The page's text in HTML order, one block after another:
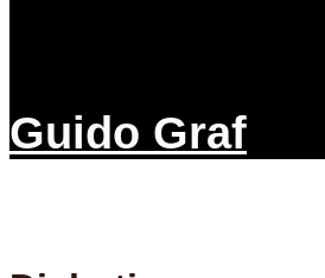
Guido Graf